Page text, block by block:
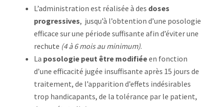
L’administration est réalisée à des doses
progressives, jusqu’à l’obtention d’une posologie
efficace sur une période suffisante afin d’éviter une
rechute (4 à 6 mois au minimum).
La posologie peut être modifiéeen fonction
d’une efficacité jugée insuffisante après 15 jours de
traitement, de l’apparition d’effets indésirables
trop handicapants, de la tolérance par le patient,